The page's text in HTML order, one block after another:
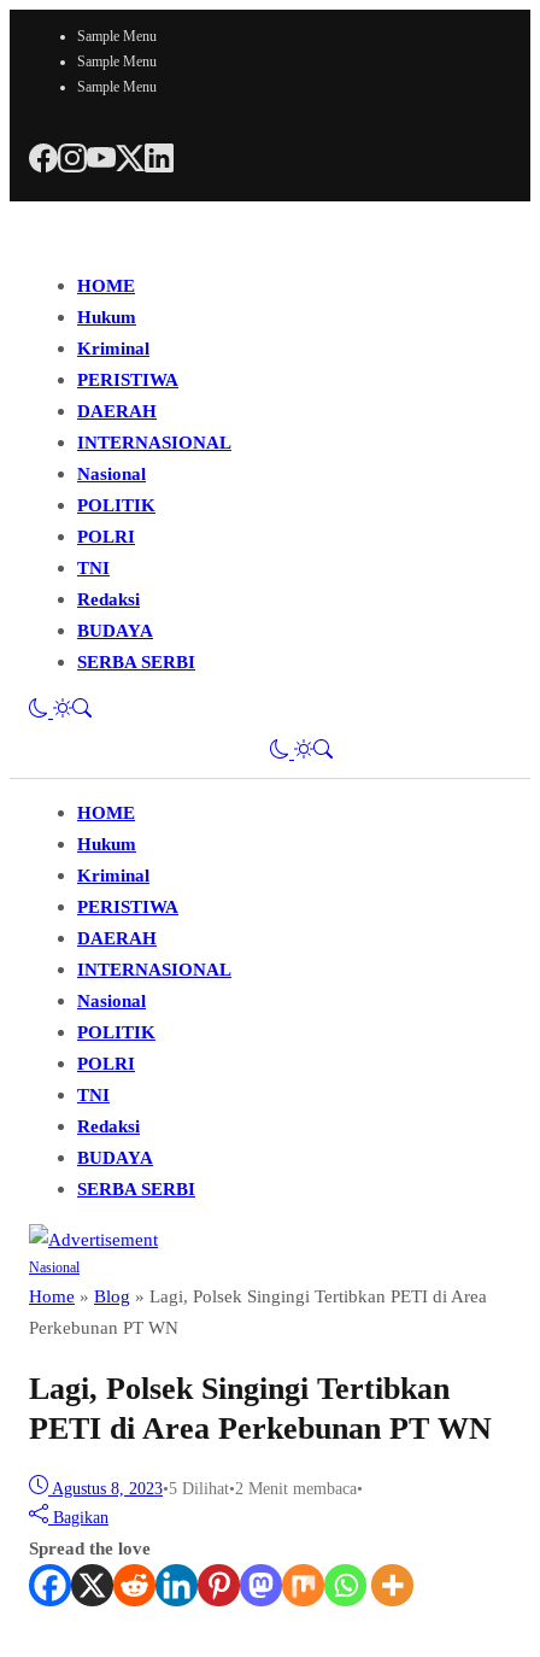
Sample Menu
Sample Menu
Sample Menu
HOME
Hukum
Kriminal
PERISTIWA
DAERAH
INTERNASIONAL
Nasional
POLITIK
POLRI
TNI
Redaksi
BUDAYA
SERBA SERBI
HOME
Hukum
Kriminal
PERISTIWA
DAERAH
INTERNASIONAL
Nasional
POLITIK
POLRI
TNI
Redaksi
BUDAYA
SERBA SERBI
Nasional
Home » Blog » Lagi, Polsek Singingi Tertibkan PETI di Area
Perkebunan PT WN
Lagi, Polsek Singingi Tertibkan
PETI di Area Perkebunan PT WN
Agustus 8, 2023•5 Dilihat•2 Menit membaca•
Bagikan
Spread the love